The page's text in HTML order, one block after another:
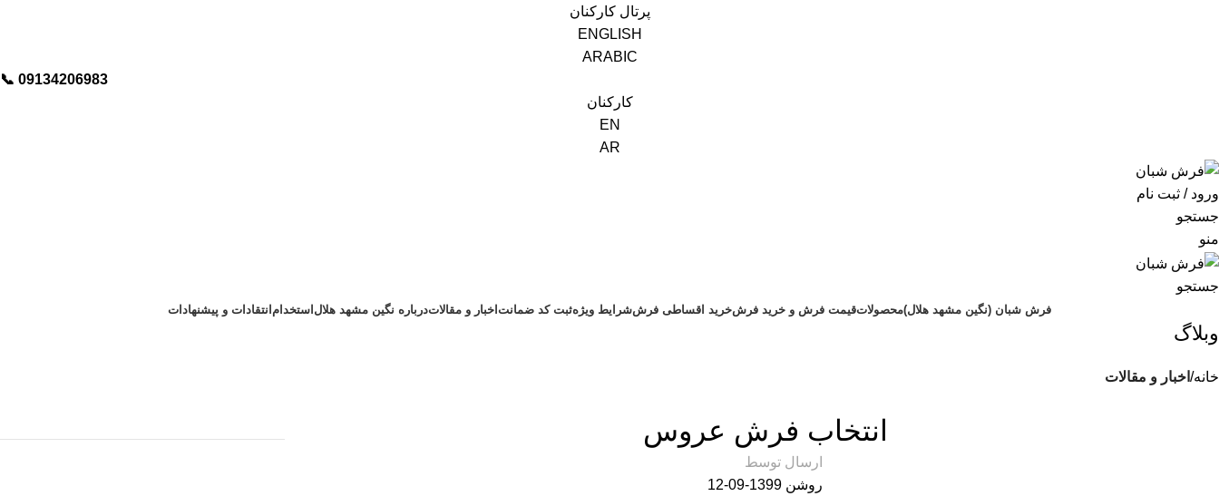
پرتال کارکنان
ENGLISH
ARABIC
📞︁ 09134206983
کارکنان
EN
AR
ورود / ثبت نام
جستجو
منو
جستجو
فرش شبان (نگین مشهد هلال)محصولاتقیمت فرش و خرید فرشخرید اقساطی فرششرایط ویژهثبت کد ضمانتاخبار و مقالاتدرباره نگین مشهد هلالاستخدامانتقادات و پیشنهادات
وبلاگ
خانه اخبار و مقالات
انتخاب فرش عروس
ارسال توسط
روشن 1399-09-12